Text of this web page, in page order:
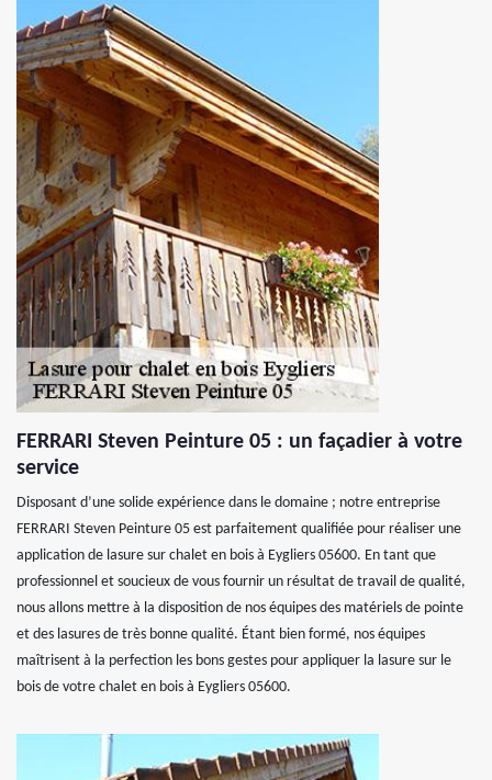
FERRARI Steven Peinture 05 : un façadier à votre
service
Disposant d’une solide expérience dans le domaine ; notre entreprise
FERRARI Steven Peinture 05 est parfaitement qualifiée pour réaliser une
application de lasure sur chalet en bois à Eygliers 05600. En tant que
professionnel et soucieux de vous fournir un résultat de travail de qualité,
nous allons mettre à la disposition de nos équipes des matériels de pointe
et des lasures de très bonne qualité. Étant bien formé, nos équipes
maîtrisent à la perfection les bons gestes pour appliquer la lasure sur le
bois de votre chalet en bois à Eygliers 05600.